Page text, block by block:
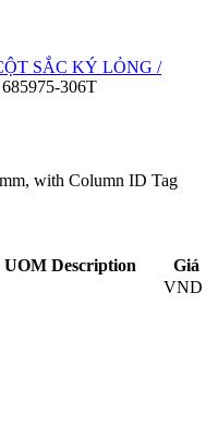
SẮC KÝ LỎNG /
306T
with Column ID Tag
UOM Description
Giá
VND